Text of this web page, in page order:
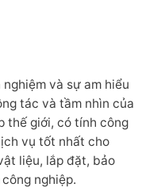
và sự am hiểu
tác và tầm nhìn của
thế giới, có tính công
vụ tốt nhất cho
liệu, lắp đặt, bảo
nghiệp.